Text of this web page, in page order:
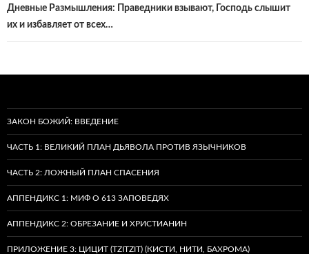
Дневные Размышления: Праведники взывают, Господь слышит
их и избавляет от всех…
ЗАКОН БОЖИЙ: ВВЕДЕНИЕ
ЧАСТЬ 1: ВЕЛИКИЙ ПЛАН ДЬЯВОЛА ПРОТИВ ЯЗЫЧНИКОВ
ЧАСТЬ 2: ЛОЖНЫЙ ПЛАН СПАСЕНИЯ
АППЕНДИКС 1: МИФ О 613 ЗАПОВЕДЯХ
АППЕНДИКС 2: ОБРЕЗАНИЕ И ХРИСТИАНИН
ПРИЛОЖЕНИЕ 3: ЦИЦИТ (TZITZIT) (КИСТИ, НИТИ, БАХРОМА)